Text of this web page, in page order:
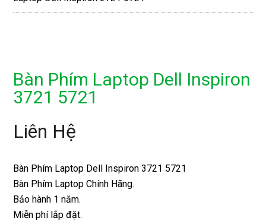
Bàn Phím Laptop Dell Inspiron
3721 5721
Liên Hệ
Bàn Phím Laptop Dell Inspiron 3721 5721
Bàn Phím Laptop Chính Hãng.
Bảo hành 1 năm.
Miễn phí lắp đặt.